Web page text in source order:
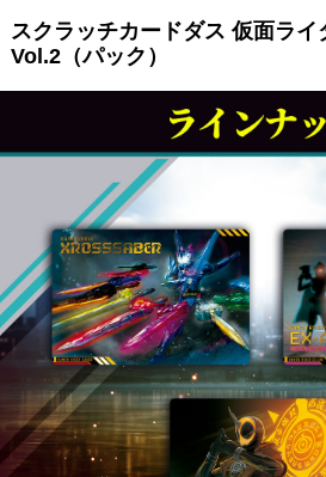
スクラッチカードダス 仮面ライ
Vol.2（パック）